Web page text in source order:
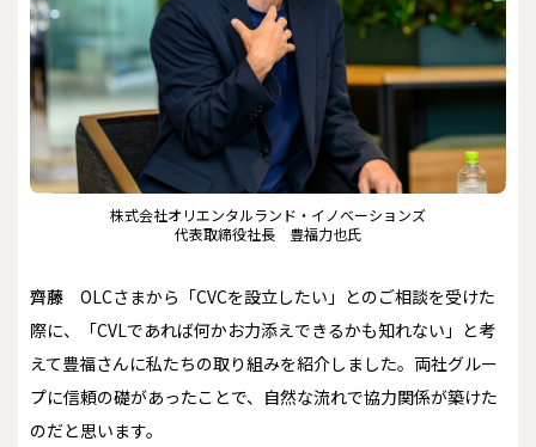
株式会社オリエンタルランド・イノベーションズ
代表取締役社長 豊福力也氏
齊藤
OLCさまから「CVCを設立したい」とのご相談を受けた
際に、「CVLであれば何かお力添えできるかも知れない」と考
えて豊福さんに私たちの取り組みを紹介しました。両社グルー
プに信頼の礎があったことで、自然な流れで協力関係が築けた
のだと思います。